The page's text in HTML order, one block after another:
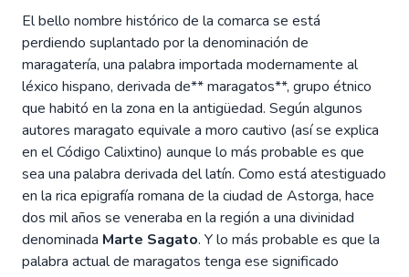
El bello nombre histórico de la comarca se está
perdiendo suplantado por la denominación de
maragatería, una palabra importada modernamente al
léxico hispano, derivada de** maragatos**, grupo étnico
que habitó en la zona en la antigüedad. Según algunos
autores maragato equivale a moro cautivo (así se explica
en el Código Calixtino) aunque lo más probable es que
sea una palabra derivada del latín. Como está atestiguado
en la rica epigrafía romana de la ciudad de Astorga, hace
dos mil años se veneraba en la región a una divinidad
denominada Marte Sagato. Y lo más probable es que la
palabra actual de maragatos tenga ese significado